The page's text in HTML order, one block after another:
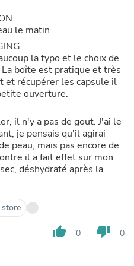
le matin
boîte est pratique et très
et récupérer les capsule il
ouverture.
il n'y a pas de gout. J'ai le
je pensais qu'il agirai
peau, mais pas encore de
il a fait effet sur mon
déshydraté après la
thumb_up 0 thumb_down 0